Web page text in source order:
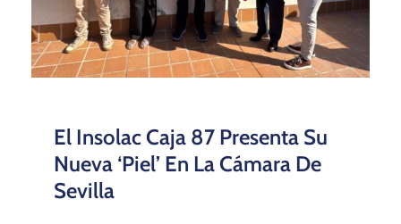
El Insolac Caja 87 Presenta Su
Nueva ‘piel’ En La Cámara De
Sevilla